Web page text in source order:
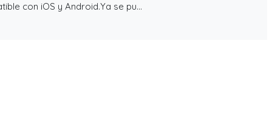
con iOS y Android.Ya se pu...